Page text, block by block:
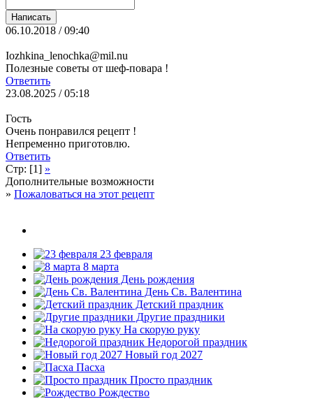
06.10.2018 / 09:40
Iozhkina_lenochka@mil.nu
Полезные советы от шеф-повара !
Ответить
23.08.2025 / 05:18
Гость
Очень понравился рецепт !
Непременно приготовлю.
Ответить
Стр: [1] »
Дополнительные возможности
» Пожаловаться на этот рецепт
23 февраля
8 марта
День рождения
День Св. Валентина
Детский праздник
Другие праздники
На скорую руку
Недорогой праздник
Новый год 2027
Пасха
Просто праздник
Рождество